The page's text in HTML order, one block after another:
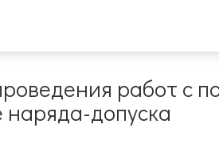
работ с
допуска